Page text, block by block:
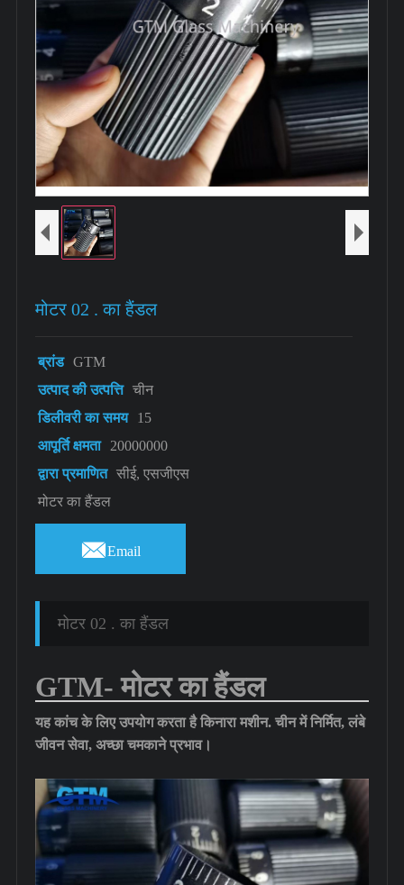
मोटर 02 . का हैंडल
ब्रांड GTM
उत्पाद की उत्पत्ति चीन
डिलीवरी का समय
15
आपूर्ति क्षमता
20000000
द्वारा प्रमाणित सीई, एसजीएस
मोटर का हैंडल
Email
मोटर 02 . का हैंडल
GTM- मोटर का हैंडल
यह कांच के लिए उपयोग करता हैकिनारा मशीन. चीन में निर्मित, लंबे
जीवन सेवा, अच्छा चमकाने प्रभाव।